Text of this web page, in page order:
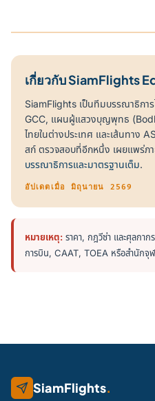
เกี่ยวกับ SiamFlights
SiamFlights เป็นทีมบรรณาธิกา
GCC, แผนผู้แสวงบุญพุทธ
ไทยในต่างประเทศ และเส้นทาง
สก์ ตรวจสอบที่อีกหนึ่ง เผยแพร่ภา
บรรณาธิการและมาตรฐานเต็ม.
อัปเดตเมื่อ มิถุนายน 2569
หมายเหตุ: ราคา, กฎวีซ่า และศุลกา
การบิน, CAAT, TOEA หรือสำนักจุ
SiamFlights.